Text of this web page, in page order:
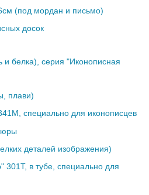
(под мордан и письмо)
досок
и белка), серия "Иконописная
плави)
специально для иконописцев
деталей изображения)
301Т, в тубе, специально для